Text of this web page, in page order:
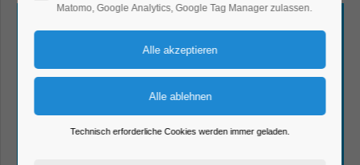
Matomo, Google Analytics, Google Tag Manager zulassen.
Technisch erforderliche Cookies werden immer geladen.